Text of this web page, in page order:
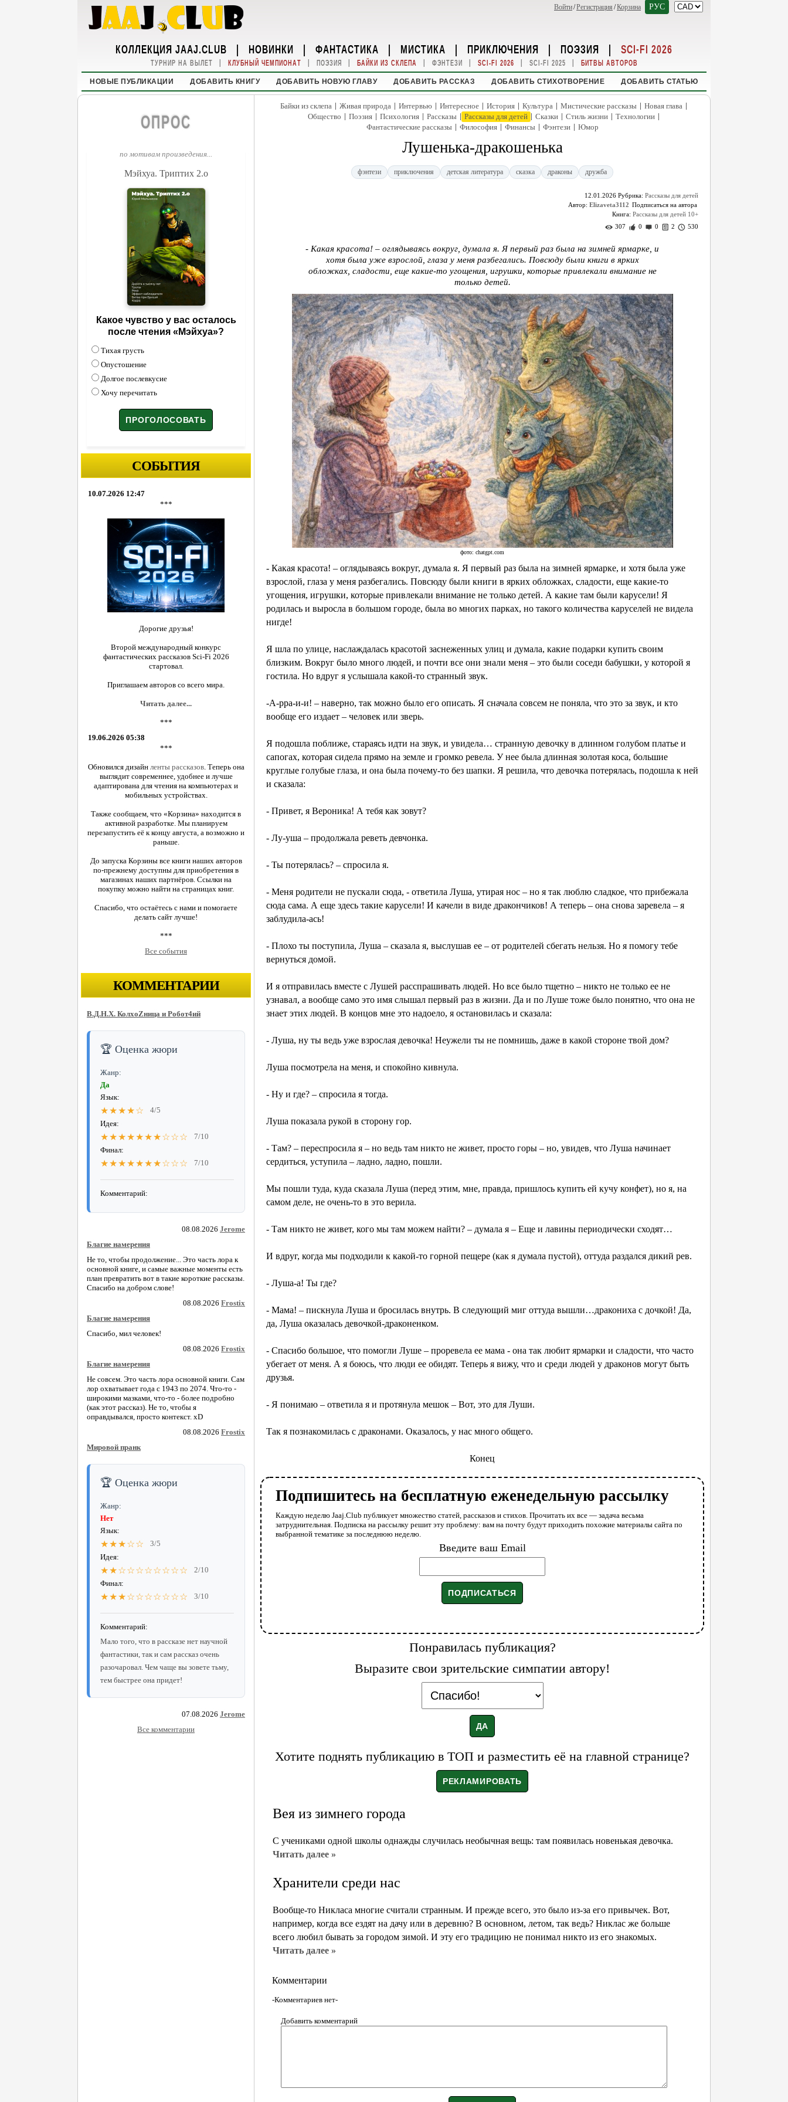
Войти/Регистрация /Корзина РУС
КОЛЛЕКЦИЯ JAAJ.CLUB | НОВИНКИ | ФАНТАСТИКА | МИСТИКА | ПРИКЛЮЧЕНИЯ | ПОЭЗИЯ | SCI-FI 2026
ТУРНИР НА ВЫЛЕТ | КЛУБНЫЙ ЧЕМПИОНАТ | ПОЭЗИЯ | БАЙКИ ИЗ СКЛЕПА | ФЭНТЕЗИ | SCI-FI 2026 | SCI-FI 2025 | БИТВЫ АВТОРОВ
НОВЫЕ ПУБЛИКАЦИИ ДОБАВИТЬ КНИГУ ДОБАВИТЬ НОВУЮ ГЛАВУ ДОБАВИТЬ РАССКАЗ ДОБАВИТЬ СТИХОТВОРЕНИЕ ДОБАВИТЬ СТАТЬЮ
ОПРОС
по мотивам произведения...
Мэйхуа. Триптих 2.o
Какое чувство у вас осталось
после чтения «Мэйхуа»?
Тихая грусть
Опустошение
Долгое послевкусие
Хочу перечитать
СОБЫТИЯ
10.07.2026 12:47
***
Дорогие друзья!
Второй международный конкурс
фантастических рассказов Sci-Fi 2026
стартовал.
Приглашаем авторов со всего мира.
Читать далее...
***
19.06.2026 05:38
***
Обновился дизайн ленты рассказов. Теперь она
выглядит современнее, удобнее и лучше
адаптирована для чтения на компьютерах и
мобильных устройствах.
Также сообщаем, что «Корзина» находится в
активной разработке. Мы планируем
перезапустить её к концу августа, а возможно и
раньше.
До запуска Корзины все книги наших авторов
по-прежнему доступны для приобретения в
магазинах наших партнёров. Ссылки на
покупку можно найти на страницах книг.
Спасибо, что остаётесь с нами и помогаете
делать сайт лучше!
***
Все события
КОММЕНТАРИИ
В.Д.Н.Х. КолхоZница и Робот4ий
🏆 Оценка жюри
Жанр:
Да
Язык:
★★★★☆
4/5
Идея:
★★★★★★★☆☆☆
7/10
Финал:
★★★★★★★☆☆☆ 7/10
Комментарий:
08.08.2026 Jerome
Благие намерения
Не то, чтобы продолжение... Это часть лора к
основной книге, и самые важные моменты есть
план превратить вот в такие короткие рассказы.
Спасибо на добром слове!
08.08.2026 Frostix
Благие намерения
Спасибо, мил человек!
08.08.2026 Frostix
Благие намерения
Не совсем. Это часть лора основной книги. Сам
лор охватывает года с 1943 по 2074. Что-то -
широкими мазками, что-то - более подробно
(как этот рассказ). Не то, чтобы я
оправдывался, просто контекст. xD
08.08.2026 Frostix
Мировой пранк
🏆 Оценка жюри
Жанр:
Нет
Язык:
★★★☆☆
3/5
Идея:
★★☆☆☆☆☆☆☆☆
2/10
Финал:
★★★☆☆☆☆☆☆☆ 3/10
Комментарий:
Мало того, что в рассказе нет научной
фантастики, так и сам рассказ очень
разочаровал. Чем чаще вы зовете тьму,
тем быстрее она придет!
07.08.2026 Jerome
Все комментарии
Байки из склепа | Живая природа | Интервью | Интересное | История | Культура | Мистические рассказы | Новая глава |
Общество | Поэзия | Психология | Рассказы | Рассказы для детей | Сказки | Стиль жизни | Технологии |
Фантастические рассказы | Философия | Финансы | Фэнтези | Юмор
Лушенька-дракошенька
фэнтези приключения детская литература сказка драконы дружба
12.01.2026 Рубрика: Рассказы для детей
Автор: Elizaveta3112
Книга: Рассказы для детей 10+
307
0 0 2 530
- Какая красота! – оглядываясь вокруг, думала я. Я первый раз была на зимней ярмарке, и
хотя была уже взрослой, глаза у меня разбегались. Повсюду были книги в ярких
обложках, сладости, еще какие-то угощения, игрушки, которые привлекали внимание не
только детей.
фото: chatgpt.com
- Какая красота! – оглядываясь вокруг, думала я. Я первый раз была на зимней ярмарке, и хотя была уже
взрослой, глаза у меня разбегались. Повсюду были книги в ярких обложках, сладости, еще какие-то
угощения, игрушки, которые привлекали внимание не только детей. А какие там были карусели! Я
родилась и выросла в большом городе, была во многих парках, но такого количества каруселей не видела
нигде!
Я шла по улице, наслаждалась красотой заснеженных улиц и думала, какие подарки купить своим
близким. Вокруг было много людей, и почти все они знали меня – это были соседи бабушки, у которой я
гостила. Но вдруг я услышала какой-то странный звук.
-А-рра-и-и! – наверно, так можно было его описать. Я сначала совсем не поняла, что это за звук, и кто
вообще его издает – человек или зверь.
Я подошла поближе, стараясь идти на звук, и увидела… странную девочку в длинном голубом платье и
сапогах, которая сидела прямо на земле и громко ревела. У нее была длинная золотая коса, большие
круглые голубые глаза, и она была почему-то без шапки. Я решила, что девочка потерялась, подошла к ней
и сказала:
- Привет, я Вероника! А тебя как зовут?
- Лу-уша – продолжала реветь девчонка.
- Ты потерялась? – спросила я.
- Меня родители не пускали сюда, - ответила Луша, утирая нос – но я так люблю сладкое, что прибежала
сюда сама. А еще здесь такие карусели! И качели в виде дракончиков! А теперь – она снова заревела – я
заблудила-ась!
- Плохо ты поступила, Луша – сказала я, выслушав ее – от родителей сбегать нельзя. Но я помогу тебе
вернуться домой.
И я отправилась вместе с Лушей расспрашивать людей. Но все было тщетно – никто не только ее не
узнавал, а вообще само это имя слышал первый раз в жизни. Да и по Луше тоже было понятно, что она не
знает этих людей. В концов мне это надоело, я остановилась и сказала:
- Луша, ну ты ведь уже взрослая девочка! Неужели ты не помнишь, даже в какой стороне твой дом?
Луша посмотрела на меня, и спокойно кивнула.
- Ну и где? – спросила я тогда.
Луша показала рукой в сторону гор.
- Там? – переспросила я – но ведь там никто не живет, просто горы – но, увидев, что Луша начинает
сердиться, уступила – ладно, ладно, пошли.
Мы пошли туда, куда сказала Луша (перед этим, мне, правда, пришлось купить ей кучу конфет), но я, на
самом деле, не очень-то в это верила.
- Там никто не живет, кого мы там можем найти? – думала я – Еще и лавины периодически сходят…
И вдруг, когда мы подходили к какой-то горной пещере (как я думала пустой), оттуда раздался дикий рев.
- Луша-а! Ты где?
- Мама! – пискнула Луша и бросилась внутрь. В следующий миг оттуда вышли…дракониха с дочкой! Да,
да, Луша оказалась девочкой-драконенком.
- Спасибо большое, что помогли Луше – проревела ее мама - она так любит ярмарки и сладости, что часто
убегает от меня. А я боюсь, что люди ее обидят. Теперь я вижу, что и среди людей у драконов могут быть
друзья.
- Я понимаю – ответила я и протянула мешок – Вот, это для Луши.
Так я познакомилась с драконами. Оказалось, у нас много общего.
Конец
Подпишитесь на бесплатную еженедельную рассылку
Каждую неделю Jaaj.Club публикует множество статей, рассказов и стихов. Прочитать их все — задача весьма
затруднительная. Подписка на рассылку решит эту проблему: вам на почту будут приходить похожие материалы сайта по
выбранной тематике за последнюю неделю.
Введите ваш Email
Понравилась публикация?
Выразите свои зрительские симпатии автору!
Хотите поднять публикацию в ТОП и разместить её на главной странице?
Вея из зимнего города
С учениками одной школы однажды случилась необычная вещь: там появилась новенькая девочка.
Читать далее »
Хранители среди нас
Вообще-то Никласа многие считали странным. И прежде всего, это было из-за его привычек. Вот,
например, когда все ездят на дачу или в деревню? В основном, летом, так ведь? Никлас же больше
всего любил бывать за городом зимой. И эту его традицию не понимал никто из его знакомых.
Читать далее »
Комментарии
-Комментариев нет-
Добавить комментарий